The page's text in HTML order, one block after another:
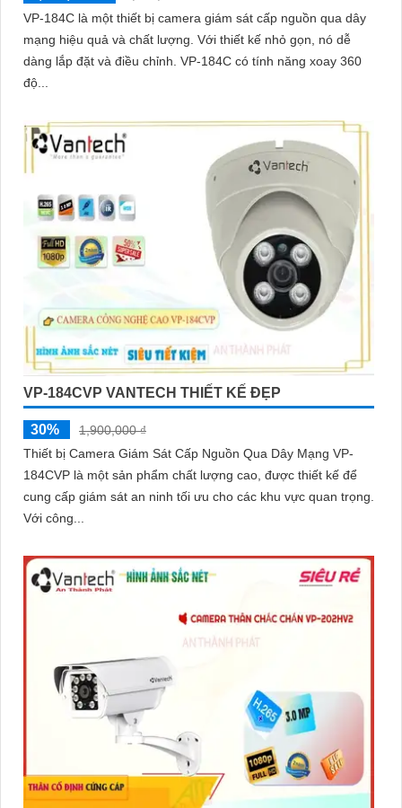
VP-184C là một thiết bị camera giám sát cấp nguồn qua dây
mạng hiệu quả và chất lượng. Với thiết kế nhỏ gọn, nó dễ
dàng lắp đặt và điều chỉnh. VP-184C có tính năng xoay 360
độ...
VP-184CVP VANTECH THIẾT KẾ ĐẸP
30%
1,900,000 ₫
Thiết bị Camera Giám Sát Cấp Nguồn Qua Dây Mạng VP-
184CVP là một sản phẩm chất lượng cao, được thiết kế để
cung cấp giám sát an ninh tối ưu cho các khu vực quan trọng.
Với công...